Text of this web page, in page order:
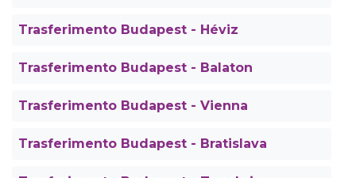
Trasferimento Budapest - Héviz
Trasferimento Budapest - Balaton
Trasferimento Budapest - Vienna
Trasferimento Budapest - Bratislava